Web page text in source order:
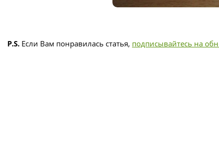
P.S. Если Вам понравилась статья, подписывайтесь на